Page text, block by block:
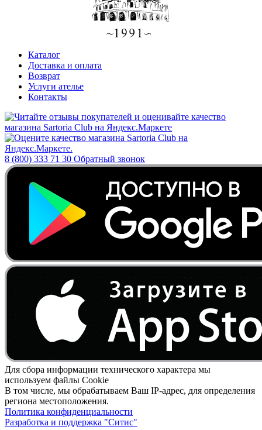
Каталог
Доставка и оплата
Возврат
Услуги ателье
Контакты
8 (800) 333 71 30 Обратный звонок
Для сбора информации технического характера мы
используем файлы Cookie
В том числе, мы обрабатываем Ваш IP-адрес, для определения
региона местоположения.
Политика конфиденциальности
Разработка и поддержка "Ситис"